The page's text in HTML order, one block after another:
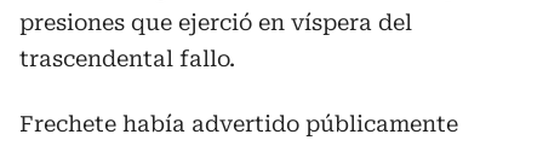
presiones que ejerció en víspera del
trascendental fallo.
Frechete había advertido públicamente